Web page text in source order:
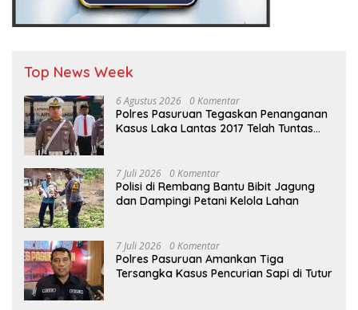
Top News Week
6 Agustus 2026 0 Komentar
Polres Pasuruan Tegaskan Penanganan
Kasus Laka Lantas 2017 Telah Tuntas
7 Juli 2026 0 Komentar
Polisi di Rembang Bantu Bibit Jagung
dan Dampingi Petani Kelola Lahan
7 Juli 2026 0 Komentar
Polres Pasuruan Amankan Tiga
Tersangka Kasus Pencurian Sapi di Tutur